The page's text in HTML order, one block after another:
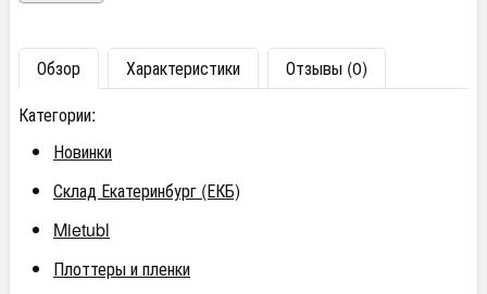
Обзор Характеристики
Отзывы (0)
Категории:
Новинки
Склад Екатеринбург (ЕКБ)
Mietubl
Плоттеры и пленки